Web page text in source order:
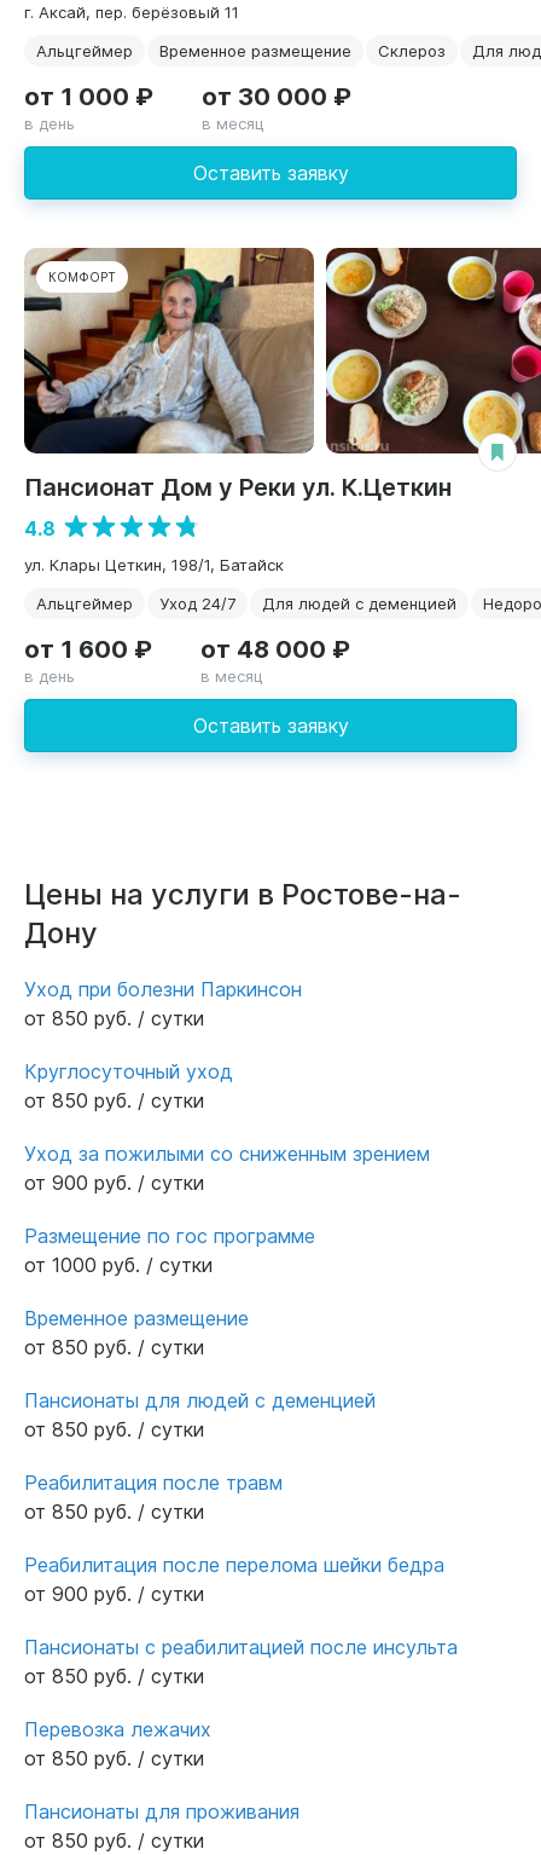
г. Аксай, пер. берёзовый 11
Альцгеймер
Временное размещение Склероз Для
Оставить заявку
от 1 000 ₽
в день
от 30 000 ₽
в месяц
КОМФОРТ
Пансионат Дом у Реки ул. К.Цеткин
4.8
ул. Клары Цеткин, 198/1, Батайск
Альцгеймер
Уход 24/7 Для людей с деменцией
Оставить заявку
от 1 600 ₽
в день
от 48 000 ₽
в месяц
Цены на услуги в Ростове-на-
Дону
Уход при болезни Паркинсон
от 850 руб. / сутки
Круглосуточный уход
от 850 руб. / сутки
Уход за пожилыми со сниженным зрением
от 900 руб. / сутки
Размещение по гос программе
от 1000 руб. / сутки
Временное размещение
от 850 руб. / сутки
Пансионаты для людей с деменцией
от 850 руб. / сутки
Реабилитация после травм
от 850 руб. / сутки
Реабилитация после перелома шейки бедра
от 900 руб. / сутки
Пансионаты с реабилитацией после инсульта
от 850 руб. / сутки
Перевозка лежачих
от 850 руб. / сутки
Пансионаты для проживания
от 850 руб. / сутки